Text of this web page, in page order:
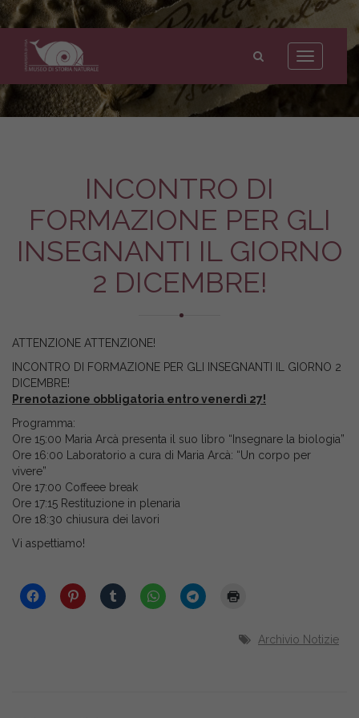
Toggle
navigation
Museo
di
Storia
Naturale
dell'Università
INCONTRO DI
FORMAZIONE PER GLI
INSEGNANTI IL GIORNO
2 DICEMBRE!
ATTENZIONE ATTENZIONE!
INCONTRO DI FORMAZIONE PER GLI INSEGNANTI IL GIORNO 2
DICEMBRE!
Prenotazione obbligatoria entro venerdì 27!
Programma:
Ore 15:00 Maria Arcà presenta il suo libro “Insegnare la biologia”
Ore 16:00 Laboratorio a cura di Maria Arcà: “Un corpo per
vivere”
Ore 17:00 Coffeee break
Ore 17:15 Restituzione in plenaria
Ore 18:30 chiusura dei lavori
Vi aspettiamo!
Archivio Notizie